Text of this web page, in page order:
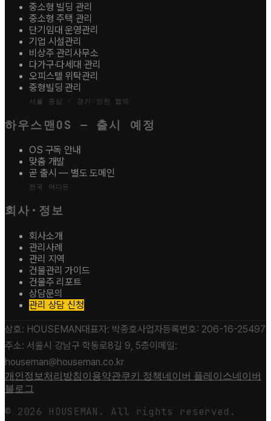
중소형 빌딩 관리
중소형 주택 관리
단기임대 운영관리
기업 시설관리
비상주 관리사무소
다가구·다세대 관리
오피스텔 위탁관리
중형빌딩 관리
서울 중심 · 경기·인천 협의
하우스맨OS — 출시 예정
OS 구독 안내
맞춤 개발
곧 출시 — 별도 도메인
전국 어디든
회사·정보
회사소개
관리사례
관리 지역
건물관리 가이드
건물주 리포트
상담문의
관리 상담 신청
상호: HOUSEMAN대표자: 박종호사업자등록번호: 206-16-25497
주소: 서울시 강남구 학동로8길 9, 5층이메일:
houseman@houseman.co.kr
개인정보처리방침 이용약관쿠키 정책네이버 플레이스네이버
블로그
© 2026 HOUSEMAN. All rights reserved.